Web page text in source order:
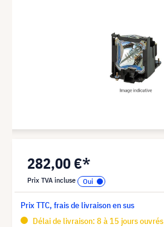
282,00 €*
Prix TVA incluse
Prix TTC, frais de livraison en sus
Délai de livraison: 8 à 15 jours ouvrés